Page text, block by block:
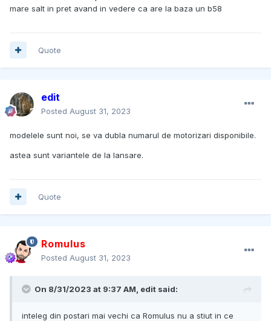
mare salt in pret avand in vedere ca are la baza un b58
Quote
edit
Posted August 31, 2023
modelele sunt noi, se va dubla numarul de motorizari disponibile.
astea sunt variantele de la lansare.
Quote
Romulus
Posted August 31, 2023
On 8/31/2023 at 9:37 AM, edit said:
inteleg din postari mai vechi ca Romulus nu a stiut in ce